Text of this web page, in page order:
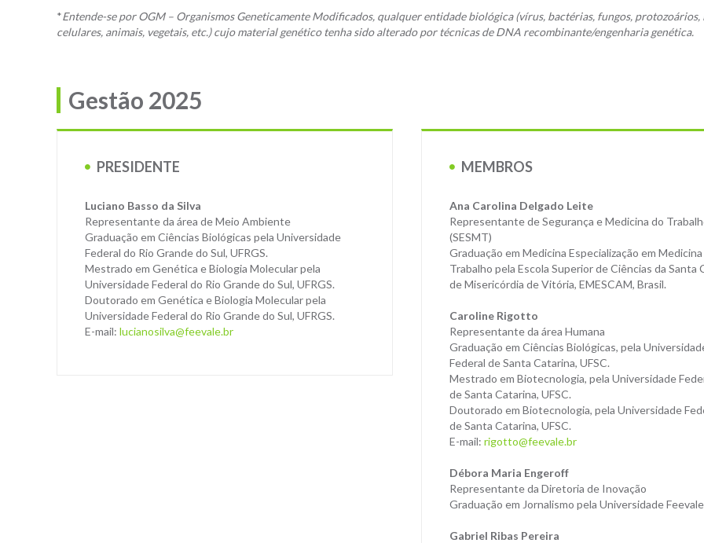
*Entende-se por OGM – Organismos Geneticamente Modificados, qualquer entidade biológica (vírus, bactérias, fungos, protozoários,
celulares, animais, vegetais, etc.) cujo material genético tenha sido alterado por técnicas de DNA recombinante/engenharia genética.
Gestão 2025
PRESIDENTE
Luciano Basso da Silva
Representante da área de Meio Ambiente
Graduação em Ciências Biológicas pela Universidade
Federal do Rio Grande do Sul, UFRGS.
Mestrado em Genética e Biologia Molecular pela
Universidade Federal do Rio Grande do Sul, UFRGS.
Doutorado em Genética e Biologia Molecular pela
Universidade Federal do Rio Grande do Sul, UFRGS.
E-mail: lucianosilva@feevale.br
MEMBROS
Ana Carolina Delgado Leite
Representante de Segurança e Medicina do
(SESMT)
Graduação em Medicina Especialização em
Trabalho pela Escola Superior de Ciências da Santa
de Misericórdia de Vitória, EMESCAM, Brasil.
Caroline Rigotto
Representante da área Humana
Graduação em Ciências Biológicas, pela
Federal de Santa Catarina, UFSC.
Mestrado em Biotecnologia, pela Universidade
de Santa Catarina, UFSC.
Doutorado em Biotecnologia, pela Universidade
de Santa Catarina, UFSC.
E-mail:rigotto@feevale.br
Débora Maria Engeroff
Representante da Diretoria de Inovação
Graduação em Jornalismo pela Universidade Feevale
Gabriel Ribas Pereira